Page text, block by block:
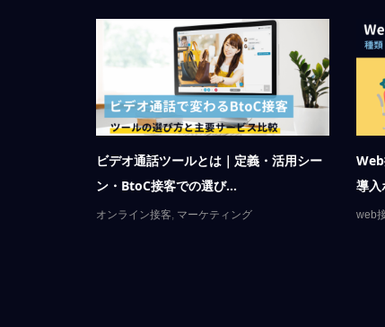
ビデオ通話ツールとは｜定義・活用シー
ン・BtoC接客での選び...
オンライン接客, マーケティング
Web
導入
web